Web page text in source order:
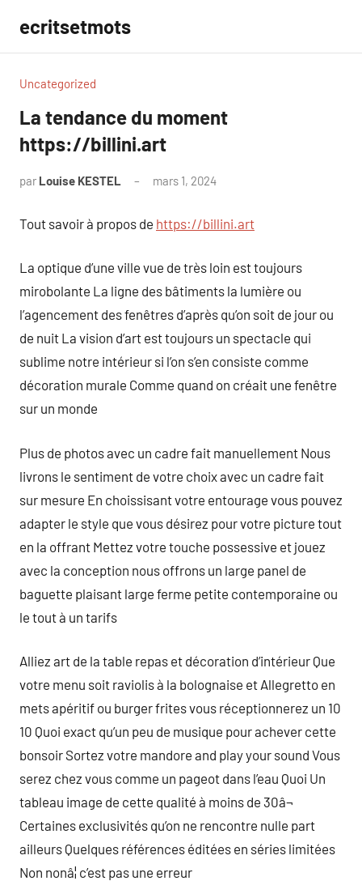
contenu
ecritsetmots
Uncategorized
La tendance du moment
https://billini.art
par Louise KESTEL mars 1, 2024
Tout savoir à propos de https://billini.art
La optique d’une ville vue de très loin est toujours
mirobolante La ligne des bâtiments la lumière ou
l’agencement des fenêtres d’après qu’on soit de jour ou
de nuit La vision d’art est toujours un spectacle qui
sublime notre intérieur si l’on s’en consiste comme
décoration murale Comme quand on créait une fenêtre
sur un monde
Plus de photos avec un cadre fait manuellement Nous
livrons le sentiment de votre choix avec un cadre fait
sur mesure En choissisant votre entourage vous pouvez
adapter le style que vous désirez pour votre picture tout
en la offrant Mettez votre touche possessive et jouez
avec la conception nous offrons un large panel de
baguette plaisant large ferme petite contemporaine ou
le tout à un tarifs
Alliez art de la table repas et décoration d’intérieur Que
votre menu soit raviolis à la bolognaise et Allegretto en
mets apéritif ou burger frites vous réceptionnerez un 10
10 Quoi exact qu’un peu de musique pour achever cette
bonsoir Sortez votre mandore and play your sound Vous
serez chez vous comme un pageot dans l’eau Quoi Un
tableau image de cette qualité à moins de 30â¬
Certaines exclusivités qu’on ne rencontre nulle part
ailleurs Quelques références éditées en séries limitées
Non nonâ¦ c’est pas une erreur